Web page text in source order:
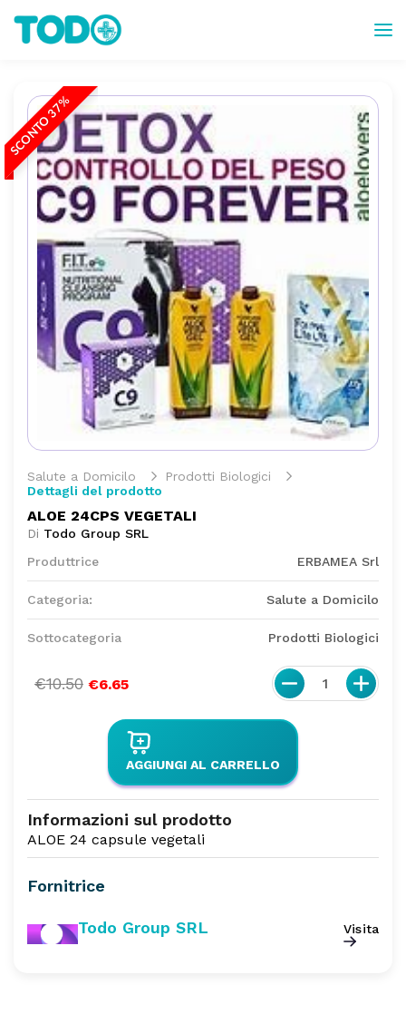
SCONTO 37%
Salute a Domicilo
Prodotti Biologici
Dettagli del prodotto
ALOE 24CPS VEGETALI
Di Todo Group SRL
Produttrice
ERBAMEA Srl
Categoria: Salute a Domicilo
Sottocategoria Prodotti Biologici
€10.50 €6.65 1
AGGIUNGI AL CARRELLO
Informazioni sul prodotto
ALOE 24 capsule vegetali
Fornitrice
Todo Group SRL Visita